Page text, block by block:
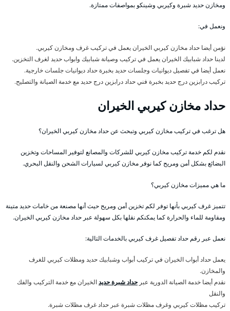
ومخازن حديد شبرة وكيربي وشينكو بمواصفات ممتازة.
ونعمل في:
نؤمن أيضا حداد مخازن كيربي الخيران يعمل في تركيب غرف ومخازن كيربي.
لدينا حداد شبابيك الخيران يعمل في تركيب وصيانة شبابيك وابواب حديد لغرف التخزين.
نعمل أيضا في تفصيل ديوانيات وجلسات حديد بخبرة حداد ديوانيات جلسات خارجية.
تركيب درابزين درج حديد بخبرة فني حداد درابزين درج حديد مع خدمة الصيانة والتصليح.
حداد مخازن كيربي الخيران
هل ترغب في تركيب مخازن كيربي وتبحث عن حداد مخازن كيربي الخيران؟
نقدم لكم خدمة تركيب مخازن كيربي للشركات والمصانع لتوفير المساحات وتخزين
البضائع بشكل أمن ومريح كما نوفر مخازن كيربي لسيارات الشحن والنقل البحري.
ما هي مميزات مخازن كيربي؟
تتميز غرف كيربي بأنها توفر لكم تخزين أمن ومريح حيث أنها مصنعة من خامات حديد متينة
ومقاومة للماء والحرارة كما يمكنكم نقلها بكل سهولة عبر حداد مخازن كيربي الخيران.
نعمل عبر رقم حداد تفصيل غرف كيربي بالخدمات التالية:
يعمل حداد أبواب الخيران في تركيب أبواب وشبابيك حديد ومظلات كيربي للغرف
والمخازن.
نقدم أيضا خدمة الصيانة الدورية عبر حداد شبرة حديدالخيران مع خدمة التركيب والفك
والنقل
تركيب مظلات كيربي وغرف مظلات شبرة عبر حداد غرف مظلات شبرة.